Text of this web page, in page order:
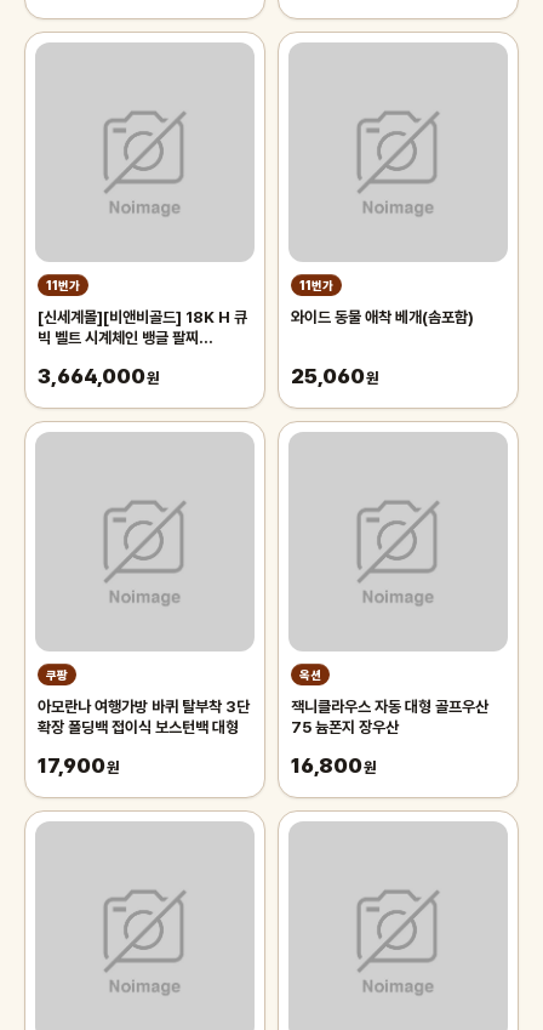
11번가
[신세계몰][비앤비골드] 18K H 큐
빅 벨트 시계체인 뱅글 팔찌
3,664,000원
11번가
와이드 동물 애착 베개(솜포함)
25,060원
쿠팡
아모란나 여행가방 바퀴 탈부착 3단
확장 폴딩백 접이식 보스턴백 대형
17,900원
옥션
잭니클라우스 자동 대형 골프우산
75 늄폰지 장우산
16,800원